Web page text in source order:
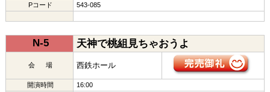
Pコード
543-085
N-5 天神で桃組見ちゃおうよ
会 場 西鉄ホール
開演時間 16:00